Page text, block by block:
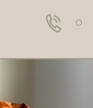
0